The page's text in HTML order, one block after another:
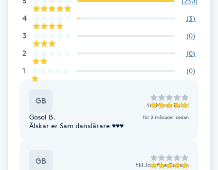
Faceliftmassage
Fet hårbotten
Fettreducering
Fibromassage
4 (3)
3 (0)
2 (0)
1 (0)
GB till Marco Behal
Gosol B. för 2 månader sedan
Älskar er Sam danslärare ♥️♥️♥️
GB till Josefine Carlson